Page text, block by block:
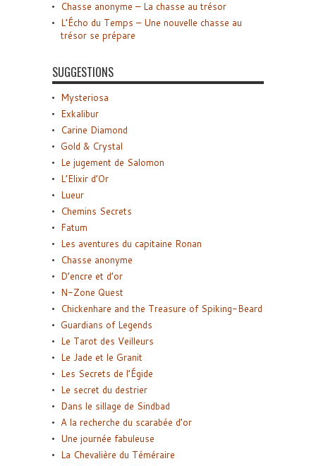
Chasse anonyme – La chasse au trésor
L’Écho du Temps – Une nouvelle chasse au
trésor se prépare
SUGGESTIONS
Mysteriosa
Exkalibur
Carine Diamond
Gold & Crystal
Le jugement de Salomon
L’Elixir d’Or
Lueur
Chemins Secrets
Fatum
Les aventures du capitaine Ronan
Chasse anonyme
D’encre et d’or
N-Zone Quest
Chickenhare and the Treasure of Spiking-Beard
Guardians of Legends
Le Tarot des Veilleurs
Le Jade et le Granit
Les Secrets de l’Égide
Le secret du destrier
Dans le sillage de Sindbad
A la recherche du scarabée d’or
Une journée fabuleuse
La Chevalière du Téméraire